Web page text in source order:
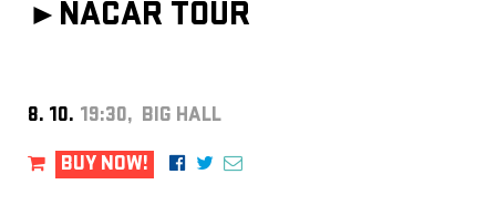
► NACAR TOUR
8. 10. 19:30, BIG HALL
BUY NOW!